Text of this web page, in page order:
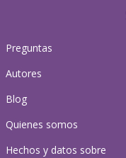
Preguntas
Autores
Blog
Quienes somos
Hechos y datos sobre